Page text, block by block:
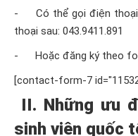
- Có thể gọi điện thoại
thoại sau: 043.9411.891
- Hoặc đăng ký theo
[contact-form-7
II. Những ưu
sinh viên quốc